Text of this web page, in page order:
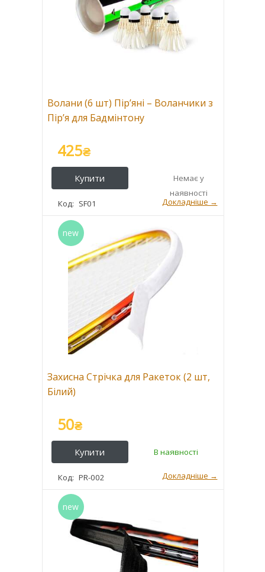
Волани (6 шт) Пір’яні – Воланчики з
Пір’я для Бадмінтону
SF01
425₴
Захисна Стрічка для Ракеток (2 шт,
Білий)
PR-002
50₴